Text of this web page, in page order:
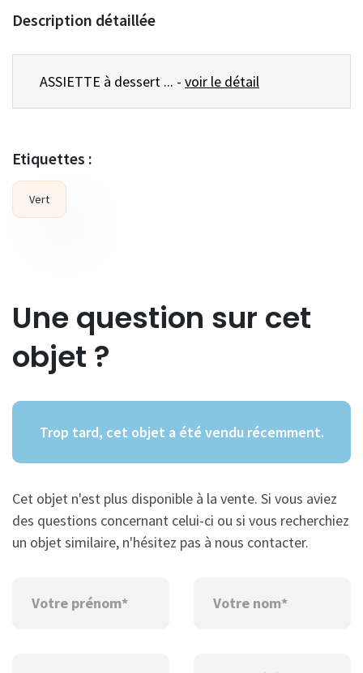
Description détaillée
ASSIETTE à dessert ... - voir le détail
Etiquettes :
Vert
Une question sur cet
objet ?
Trop tard, cet objet a été vendu récemment.
Cet objet n'est plus disponible à la vente. Si vous aviez
des questions concernant celui-ci ou si vous recherchiez
un objet similaire, n'hésitez pas à nous contacter.